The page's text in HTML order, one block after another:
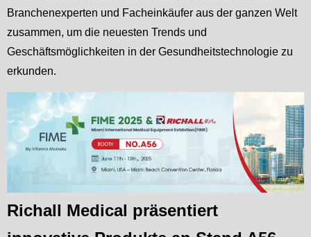
Branchenexperten und Facheinkäufer aus der ganzen Welt
zusammen, um die neuesten Trends und
Geschäftsmöglichkeiten in der Gesundheitstechnologie zu
erkunden.
Richall Medical präsentiert